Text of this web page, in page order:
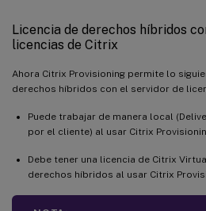
Licencia de derechos híbridos
licencias de Citrix
Ahora Citrix Provisioning permite lo
derechos híbridos con el servidor de
Puede trabajar de manera local
por el cliente) al usar Citrix
Debe tener una licencia de Citrix
derechos híbridos al usar Citrix